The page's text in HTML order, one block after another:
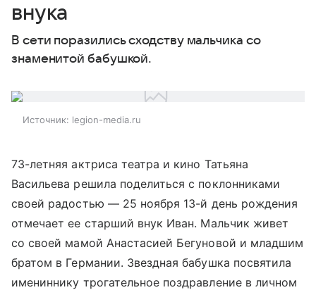
внука
В сети поразились сходству мальчика со
знаменитой бабушкой.
Источник: legion-media.ru
73-летняя актриса театра и кино Татьяна
Васильева решила поделиться с поклонниками
своей радостью — 25 ноября 13-й день рождения
отмечает ее старший внук Иван. Мальчик живет
со своей мамой Анастасией Бегуновой и младшим
братом в Германии. Звездная бабушка посвятила
имениннику трогательное поздравление в личном